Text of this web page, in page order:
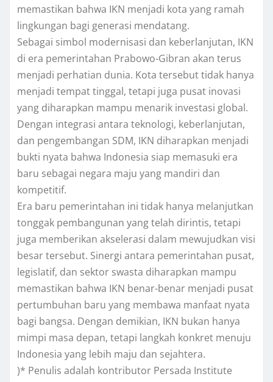
memastikan bahwa IKN menjadi kota yang ramah
lingkungan bagi generasi mendatang.
Sebagai simbol modernisasi dan keberlanjutan, IKN
di era pemerintahan Prabowo-Gibran akan terus
menjadi perhatian dunia. Kota tersebut tidak hanya
menjadi tempat tinggal, tetapi juga pusat inovasi
yang diharapkan mampu menarik investasi global.
Dengan integrasi antara teknologi, keberlanjutan,
dan pengembangan SDM, IKN diharapkan menjadi
bukti nyata bahwa Indonesia siap memasuki era
baru sebagai negara maju yang mandiri dan
kompetitif.
Era baru pemerintahan ini tidak hanya melanjutkan
tonggak pembangunan yang telah dirintis, tetapi
juga memberikan akselerasi dalam mewujudkan visi
besar tersebut. Sinergi antara pemerintahan pusat,
legislatif, dan sektor swasta diharapkan mampu
memastikan bahwa IKN benar-benar menjadi pusat
pertumbuhan baru yang membawa manfaat nyata
bagi bangsa. Dengan demikian, IKN bukan hanya
mimpi masa depan, tetapi langkah konkret menuju
Indonesia yang lebih maju dan sejahtera.
)* Penulis adalah kontributor Persada Institute